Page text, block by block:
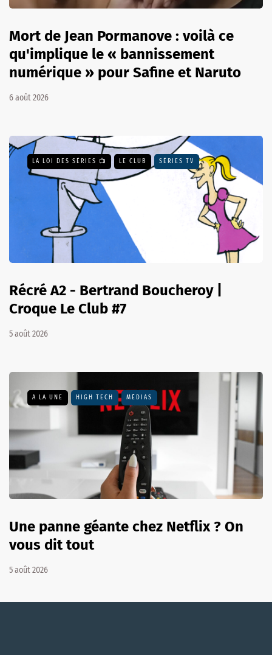
Mort de Jean Pormanove : voilà ce
qu'implique le « bannissement
numérique » pour Safine et Naruto
6 août 2026
LA LOI DES SÉRIES 📺 LE CLUB SÉRIES TV
Récré A2 - Bertrand Boucheroy |
Croque Le Club #7
5 août 2026
A LA UNE HIGH TECH MÉDIAS
Une panne géante chez Netflix ? On
vous dit tout
5 août 2026